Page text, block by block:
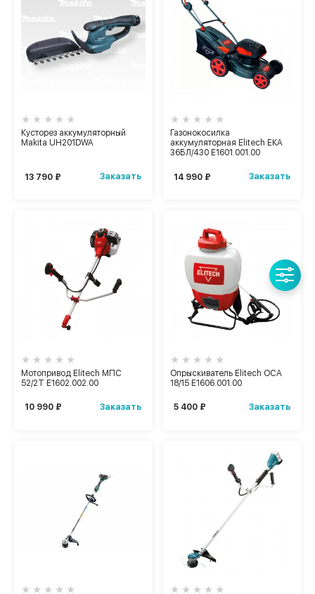
Кусторез аккумуляторный
Makita UH201DWA
13 790 ₽ Заказать
Газонокосилка
аккумуляторная Elitech ЕКА
36БЛ/430 Е1601.001.00
14 990 ₽ Заказать
Мотопривод Elitech МПС
52/2Т Е1602.002.00
10 990 ₽ Заказать
Опрыскиватель Elitech ОСА
18/15 Е1606.001.00
5 400 ₽ Заказать